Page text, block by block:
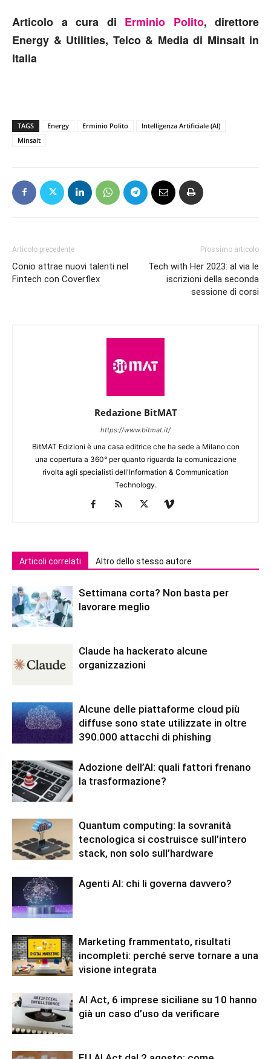
Articolo a cura di Erminio Polito, direttore
Energy & Utilities, Telco & Media di Minsait in
Italia
TAGS Energy Erminio Polito
Intelligenza Artificiale (AI)
Minsait
Articolo precedente
Conio attrae nuovi talenti nel
Fintech con Coverflex
Prossimo articolo
Tech with Her 2023: al via le
iscrizioni della seconda
sessione di corsi
Redazione BitMAT
https://www.bitmat.it/
BitMAT Edizioni è una casa editrice che ha sede a Milano con
una copertura a 360° per quanto riguarda la comunicazione
rivolta agli specialisti dell'lnformation & Communication
Technology.
Articoli correlati Altro dello stesso autore
Settimana corta? Non basta per
lavorare meglio
Claude ha hackerato alcune
organizzazioni
Alcune delle piattaforme cloud più
diffuse sono state utilizzate in oltre
390.000 attacchi di phishing
Adozione dell’AI: quali fattori frenano
la trasformazione?
Quantum computing: la sovranità
tecnologica si costruisce sull’intero
stack, non solo sull’hardware
Agenti AI: chi li governa davvero?
Marketing frammentato, risultati
incompleti: perché serve tornare a una
visione integrata
AI Act, 6 imprese siciliane su 10 hanno
già un caso d’uso da verificare